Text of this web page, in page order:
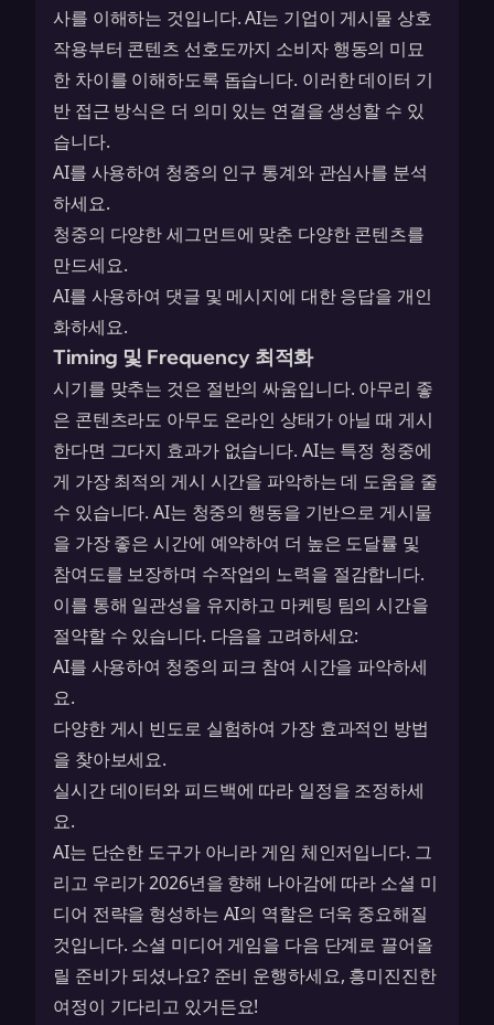
사를 이해하는 것입니다. AI는 기업이 게시물 상호
작용부터 콘텐츠 선호도까지 소비자 행동의 미묘
한 차이를 이해하도록 돕습니다. 이러한 데이터 기
반 접근 방식은 더 의미 있는 연결을 생성할 수 있
습니다.
AI를 사용하여 청중의 인구 통계와 관심사를 분석
하세요.
청중의 다양한 세그먼트에 맞춘 다양한 콘텐츠를
만드세요.
AI를 사용하여 댓글 및 메시지에 대한 응답을 개인
화하세요.
Timing 및 Frequency 최적화
시기를 맞추는 것은 절반의 싸움입니다. 아무리 좋
은 콘텐츠라도 아무도 온라인 상태가 아닐 때 게시
한다면 그다지 효과가 없습니다. AI는 특정 청중에
게 가장 최적의 게시 시간을 파악하는 데 도움을 줄
수 있습니다. AI는 청중의 행동을 기반으로 게시물
을 가장 좋은 시간에 예약하여 더 높은 도달률 및
참여도를 보장하며 수작업의 노력을 절감합니다.
이를 통해 일관성을 유지하고 마케팅 팀의 시간을
절약할 수 있습니다. 다음을 고려하세요:
AI를 사용하여 청중의 피크 참여 시간을 파악하세
요.
다양한 게시 빈도로 실험하여 가장 효과적인 방법
을 찾아보세요.
실시간 데이터와 피드백에 따라 일정을 조정하세
요.
AI는 단순한 도구가 아니라 게임 체인저입니다. 그
리고 우리가 2026년을 향해 나아감에 따라 소셜 미
디어 전략을 형성하는 AI의 역할은 더욱 중요해질
것입니다. 소셜 미디어 게임을 다음 단계로 끌어올
릴 준비가 되셨나요? 준비 운행하세요, 흥미진진한
여정이 기다리고 있거든요!